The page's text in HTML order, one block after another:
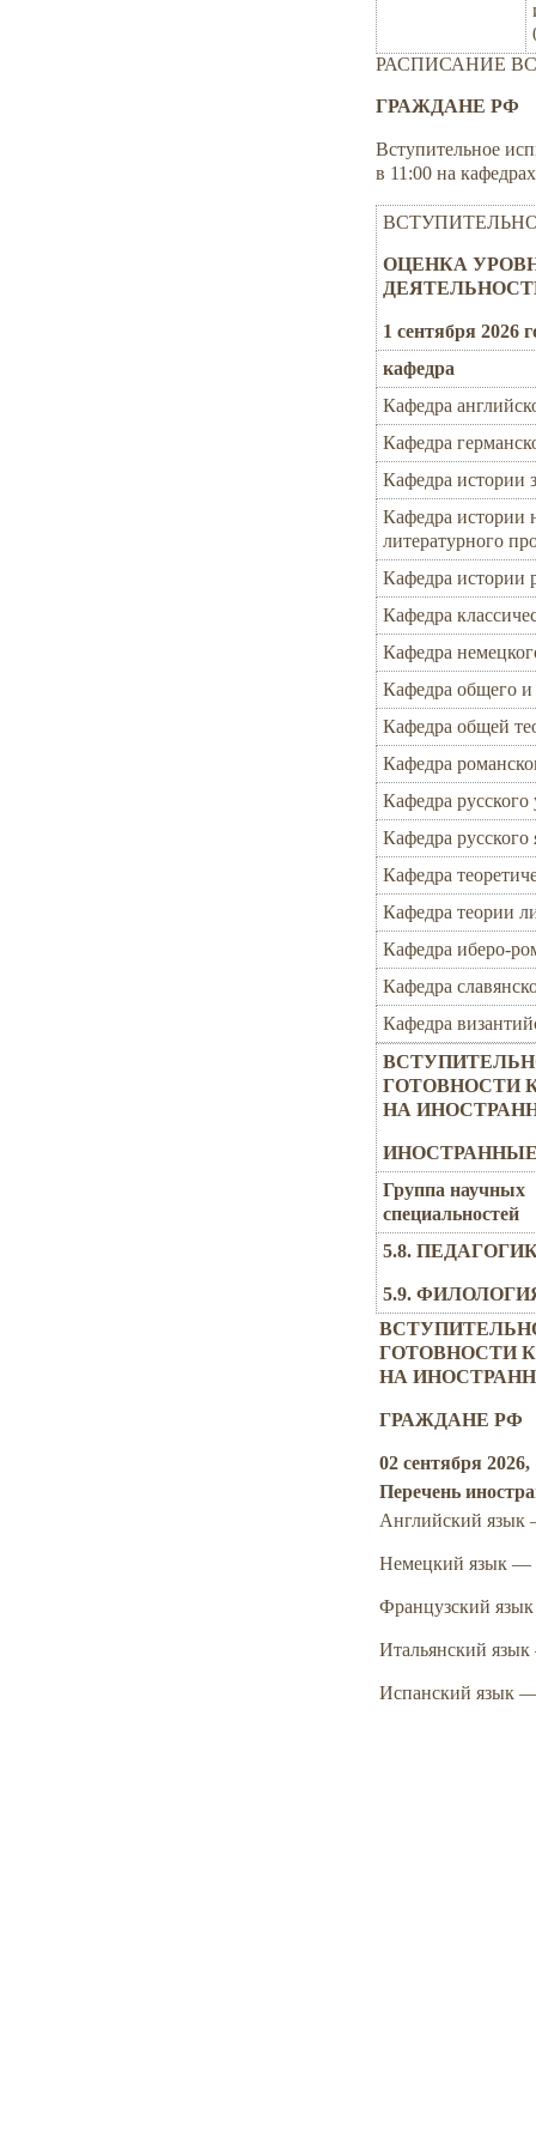
РАСПИСАНИЕ
ГРАЖДАНЕ РФ
Вступительное
в 11:00 на
ОЦЕНКА
1 сентября 2026
кафедра
Кафедра
Кафедра
Кафедра истории
Кафедра истории
литературного
Кафедра истории
Кафедра
Кафедра
Кафедра общего и
Кафедра общей
Кафедра
Кафедра русского
Кафедра русского
Кафедра
Кафедра теории
Кафедра иберо-
Кафедра
Кафедра
ГОТОВНОСТИ
НА
Группа научных
специальностей
5.8.
5.9.
ГОТОВНОСТИ
НА
ГРАЖДАНЕ РФ
02 сентября 2026,
Перечень
Английский язык
Немецкий язык —
Французский
Итальянский
Испанский язык —